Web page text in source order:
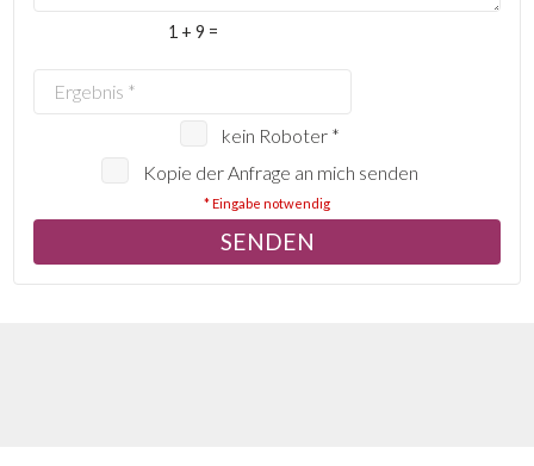
1 + 9 =
kein Roboter *
Kopie der Anfrage an mich senden
* Eingabe notwendig